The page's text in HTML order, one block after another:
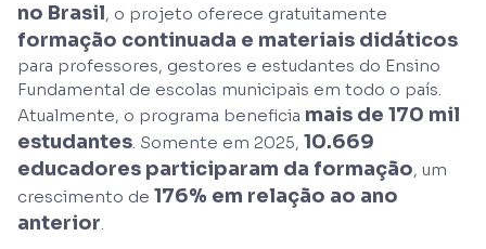
no Brasil, o projeto oferece gratuitamente
formação continuada e materiais didáticos
para professores, gestores e estudantes do Ensino
Fundamental de escolas municipais em todo o país.
Atualmente, o programa beneficia mais de 170 mil
estudantes. Somente em 2025, 10.669
educadores participaram da formação, um
crescimento de 176% em relação ao ano
anterior.